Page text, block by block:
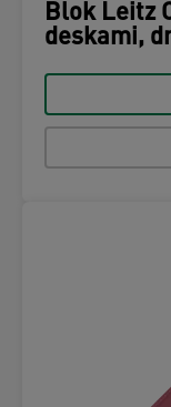
Blok Leitz
deskami,